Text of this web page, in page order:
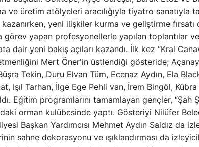
ve üretim atölyeleri aracılığıyla tiyatro sanatıyla
kazanırken, yeni ilişkiler kurma ve geliştirme
yapan profesyonellerle yapılan toplantılar
dair yeni bakış açıları kazandı. İlk kez “Kral
Mert Öner'in üstlendiği gösteride;
Tekin, Duru Elvan Tüm, Ecenaz Aydın, Ela
Işıl Tarhan, İlge Ege Pehli van, İrem Bingöl,
Eğitim programlarını tamamlayan gençler,
orman kulübesinde yaptı. Gösteriyi Nilüfer
Başkan Yardımcısı Mehmet Aydın Saldız da
sahne dekorasyonu ve ışıklandırması da